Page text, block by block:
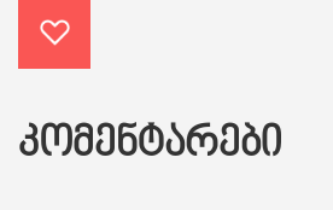
ᲙᲝᲛᲔᲜᲢᲐᲠᲔᲑᲘ